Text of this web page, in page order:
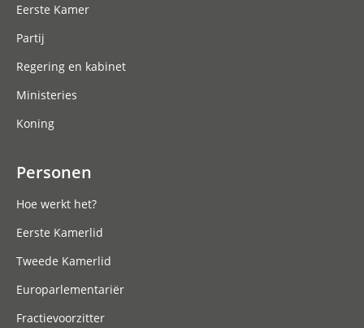
Eerste Kamer
Partij
Regering en kabinet
Ministeries
Koning
Personen
Hoe werkt het?
Eerste Kamerlid
Tweede Kamerlid
Europarlementariër
Fractievoorzitter